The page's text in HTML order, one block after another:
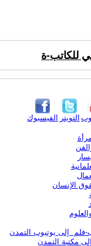
للكاتب-ة
الفيسبوك التويتر
الإنسان
فلم إلى يوتيوب التمدن
مكتبة التمدن